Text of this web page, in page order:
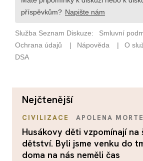
nejčtenější
CIVILIZACE APOLENA
Husákovy děti vzpomínají na
dětství. Byli jsme venku do
doma na nás neměli čas